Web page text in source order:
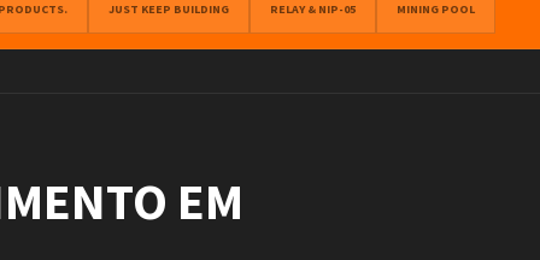
JUST KEEP BUILDING RELAY & NIP-05 MINING POOL
EM